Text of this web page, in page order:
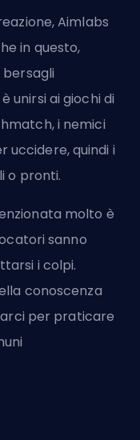
Aimlabs
in questo,
unirsi ai giochi di
i nemici
uccidere, quindi i
o pronti.
molto è
sanno
i colpi.
conoscenza
per praticare